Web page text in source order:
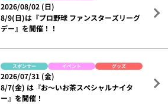
2026/08/02 (日)
8/9(日)は『プロ野球 ファンスターズリーグ
デー』を開催！！
スポンサー イベント グッズ
2026/07/31 (金)
8/7(金) は『お～いお茶スペシャルナイタ
ー』を開催！